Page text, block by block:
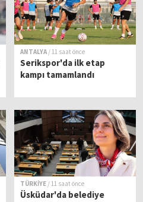
ANTALYA / 11 saat önce
Serikspor'da ilk etap
kampı tamamlandı
TÜRKİYE / 11 saat önce
Üsküdar'da belediye